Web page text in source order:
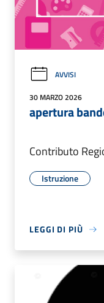
AVVISI
30 MARZO 2026
apertura
Contributo
Istruzione
LEGGI DI PIÙ